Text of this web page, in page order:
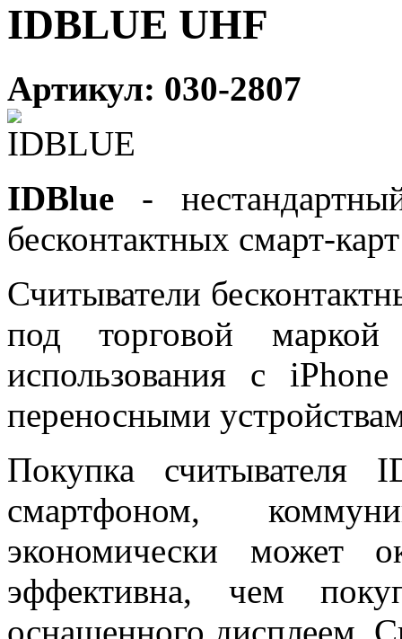
IDBLUE UHF
Артикул: 030-2807
IDBlue -
бесконтактных смарт-
Считыватели
под торговой
использования с
переносными
Покупка считывателя
смартфоном,
экономически может
эффективна, чем
оснащенного дисплеем.